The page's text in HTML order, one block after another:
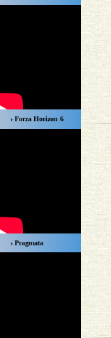
› Forza Horizon 6
› Pragmata